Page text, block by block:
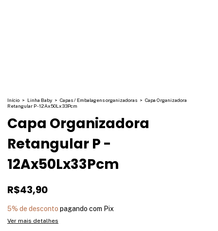
Início > Linha Baby > Capas / Embalagens organizadoras > Capa Organizadora
Retangular P - 12Ax50Lx33Pcm
Capa Organizadora
Retangular P -
12Ax50Lx33Pcm
R$43,90
5% de desconto pagando com Pix
Ver mais detalhes